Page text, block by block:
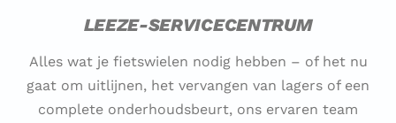
LEEZE-SERVICECENTRUM
Alles wat je fietswielen nodig hebben – of het nu
gaat om uitlijnen, het vervangen van lagers of een
complete onderhoudsbeurt, ons ervaren team